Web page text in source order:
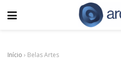
Início › Belas Artes